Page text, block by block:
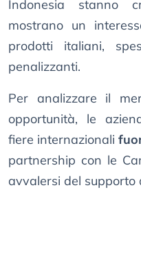
Indonesia stanno
mostrano un
prodotti italiani,
penalizzanti.
Per analizzare il
opportunità, le
fiere internazionali
partnership con le
avvalersi del supporto